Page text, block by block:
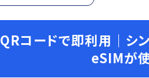
QRコードで即利用｜シ
eSIMが